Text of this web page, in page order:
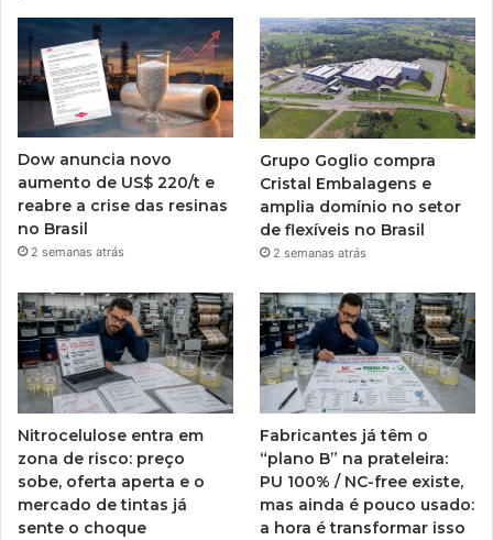
Dow anuncia novo
aumento de US$ 220/t e
reabre a crise das resinas
no Brasil
2 semanas atrás
Grupo Goglio compra
Cristal Embalagens e
amplia domínio no setor
de flexíveis no Brasil
2 semanas atrás
Nitrocelulose entra em
zona de risco: preço
sobe, oferta aperta e o
mercado de tintas já
sente o choque
Fabricantes já têm o
“plano B” na prateleira:
PU 100% / NC-free existe,
mas ainda é pouco usado:
a hora é transformar isso